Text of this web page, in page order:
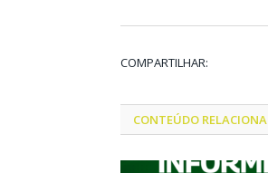
COMPARTILHAR:
CONTEÚDO